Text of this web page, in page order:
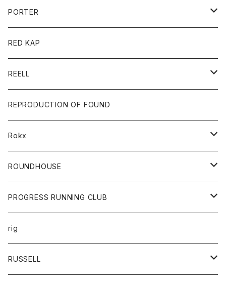
ロングスリーブＴシャツ
コート
ジャケット
アクセサリー
バッグ
キッズ
Tシャツ
帽子
グッズ
靴
バック
トップス
カットソー
カーディガン
ボトムス
ショートパンツ
パンツ
レディース
カットソー
コート
ダウンジャケット
PORTER
カードホルダー
キーホルダー
財布
バック
RED KAP
REELL
パンツ
ショートパンツ
REPRODUCTION OF FOUND
Rokx
ボトム
ROUNDHOUSE
エプロン
キッズ
オーバーオール
ボトム
PROGRESS RUNNING CLUB
トップス
Tシャツ
グッズ
rig
RUSSELL